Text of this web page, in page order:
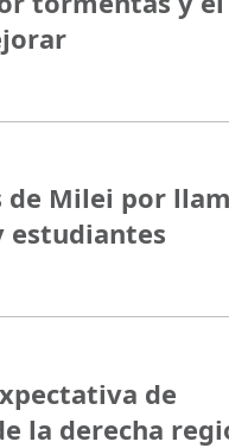
de Milei por
estudiantes
de
la derecha